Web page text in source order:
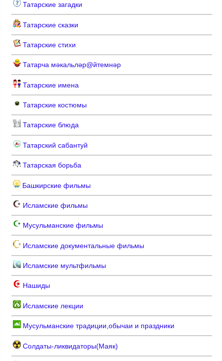
Татарские загадки
Татарские сказки
Татарские стихи
Татарча мәкальләр@йтемнәр
Татарские имена
Татарские костюмы
Татарские блюда
Татарский сабантуй
Татарская борьба
Башкирские фильмы
Исламские фильмы
Мусульманские фильмы
Исламские документальные фильмы
Исламские мультфильмы
Нашиды
Исламские лекции
Мусульманские традиции,обычаи и праздники
Солдаты-ликвидаторы(Маяк)